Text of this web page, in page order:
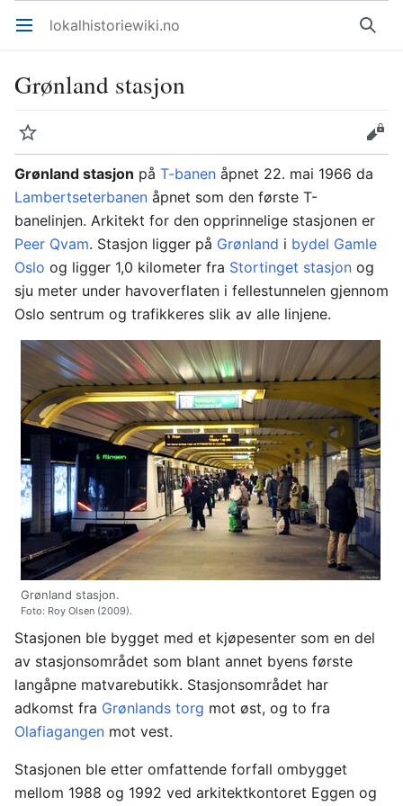
Åpne hovedmenyen lokalhistoriewiki.no Søk
Grønland stasjon
Overvåk
Rediger
Grønland stasjon på T-banen åpnet 22. mai 1966 da
Lambertseterbanen åpnet som den første T-
banelinjen. Arkitekt for den opprinnelige stasjonen er
Peer Qvam. Stasjon ligger på Grønland i bydel Gamle
Oslo og ligger 1,0 kilometer fra Stortinget stasjon og
sju meter under havoverflaten i fellestunnelen gjennom
Oslo sentrum og trafikkeres slik av alle linjene.
Grønland stasjon.
Foto: Roy Olsen (2009).
Stasjonen ble bygget med et kjøpesenter som en del
av stasjonsområdet som blant annet byens første
langåpne matvarebutikk. Stasjonsområdet har
adkomst fra Grønlands torg mot øst, og to fra
Olafiagangen mot vest.
Stasjonen ble etter omfattende forfall ombygget
mellom 1988 og 1992 ved arkitektkontoret Eggen og